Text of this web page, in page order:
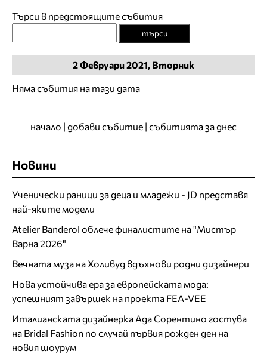
Търси в предстоящите събития
търси
2Февруари2021, Вторник
Няма събития на тази дата
начало | добави събитие | събитията за днес
Новини
Ученически раници за деца и младежи - JD представя
най-яките модели
Atelier Banderol облече финалистите на "Мистър
Варна 2026"
Вечната муза на Холивуд вдъхнови родни дизайнери
Нова устойчива ера за европейската мода:
успешният завършек на проекта FEA-VEE
Италианската дизайнерка Ада Сорентино гостува
на Bridal Fashion по случай първия рожден ден на
новия шоурум